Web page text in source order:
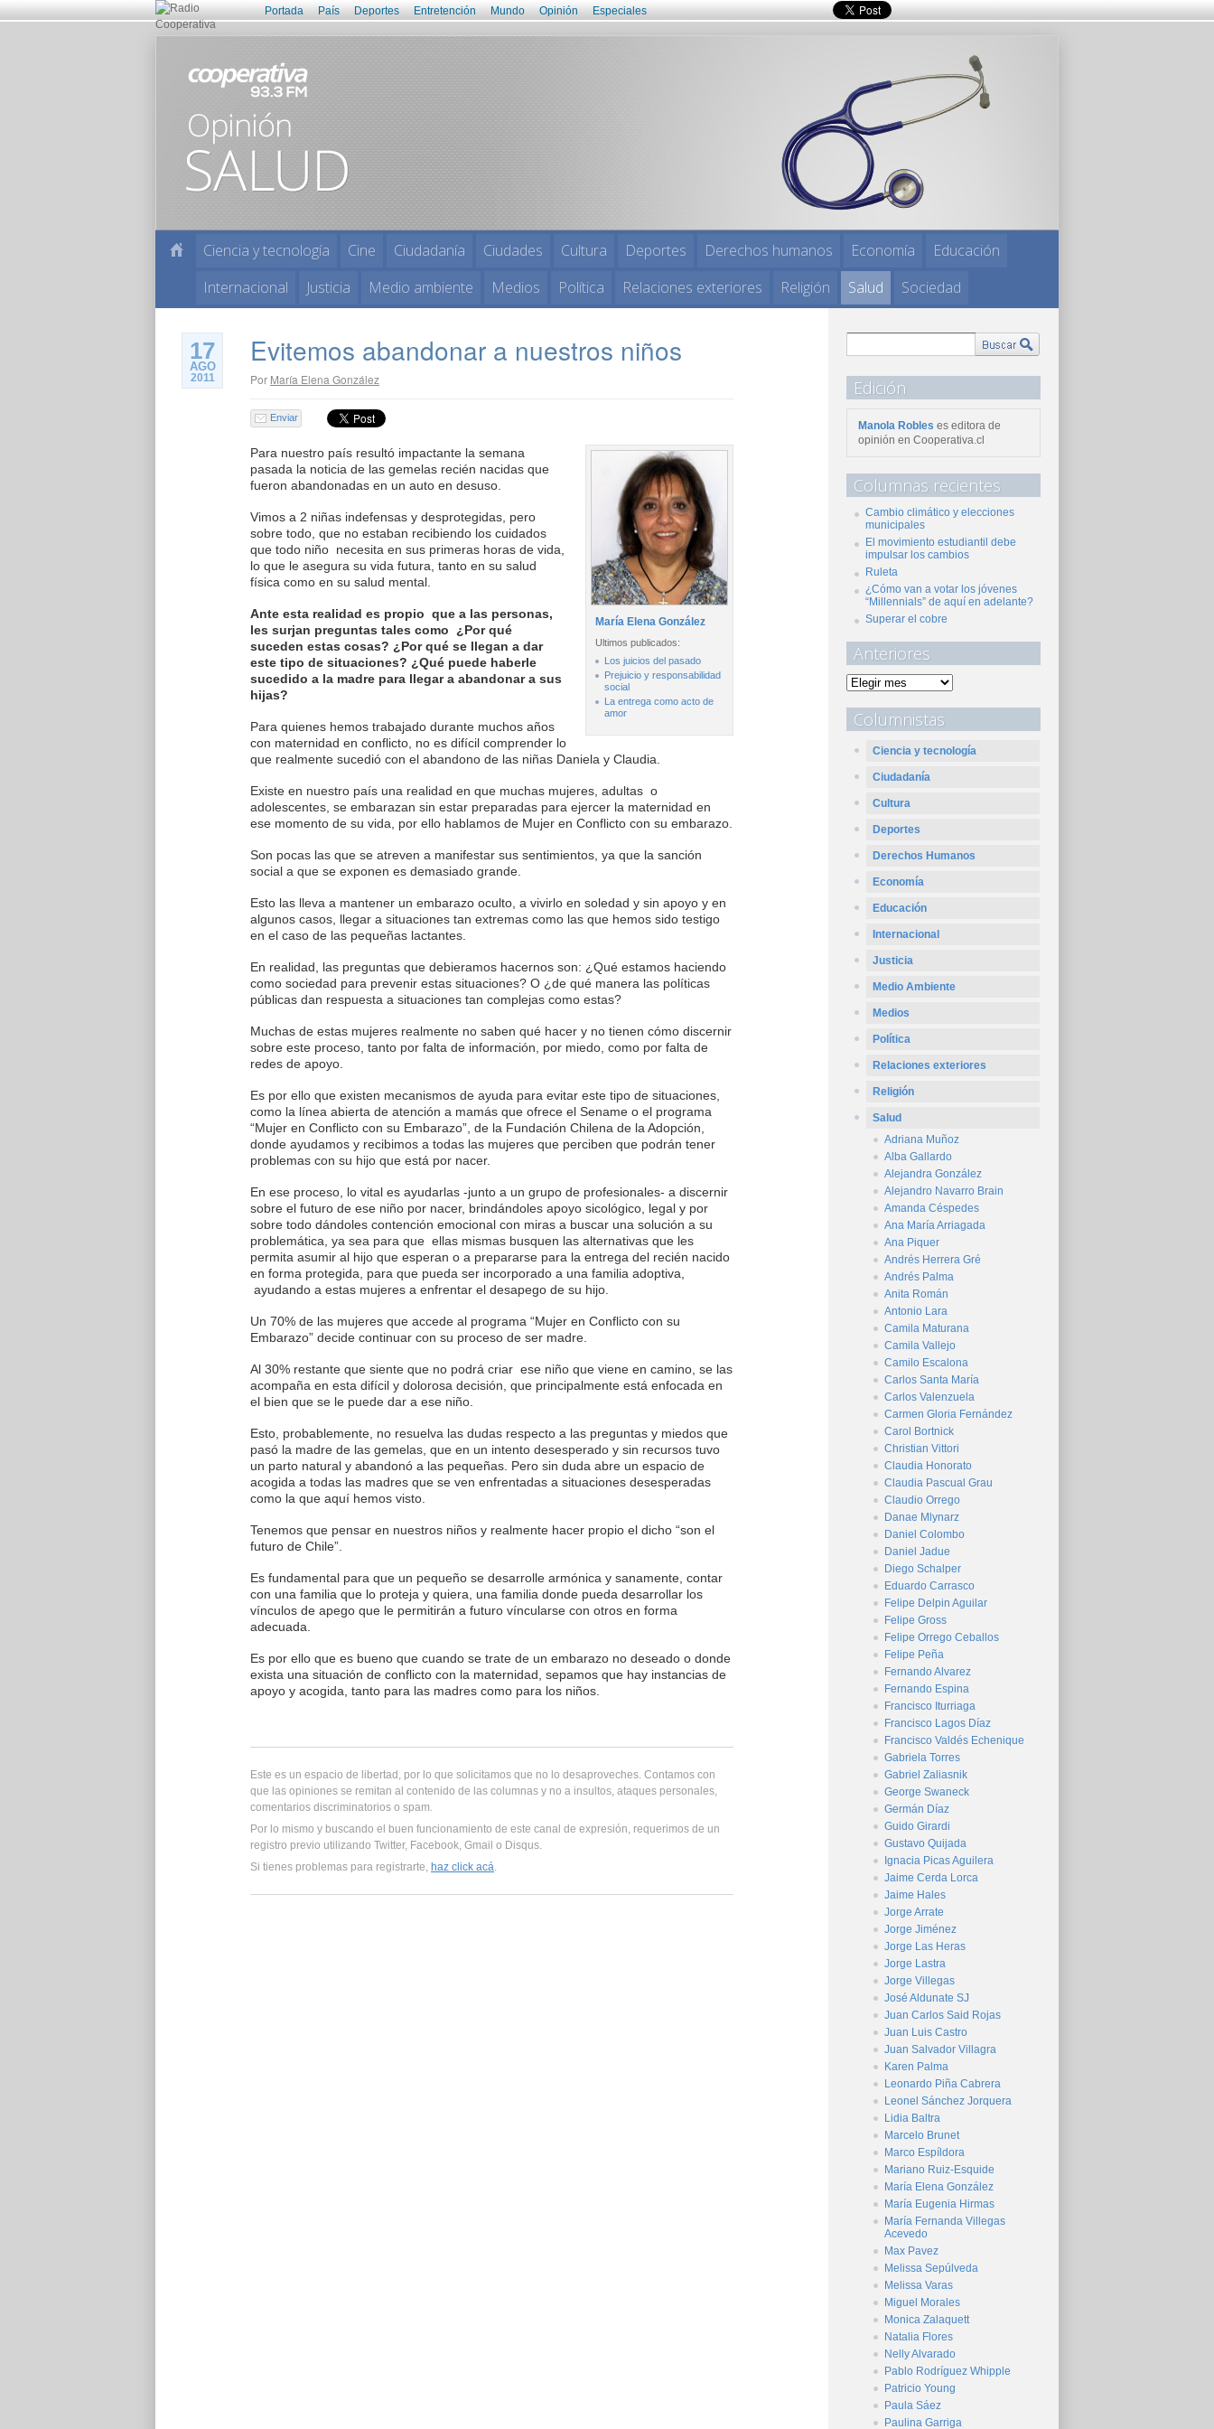
Portada País Deportes Entretención Mundo Opinión Especiales
Ciencia y tecnología Cine Ciudadanía Ciudades Cultura Deportes Derechos humanos Economía
Educación
Internacional
Justicia Medio ambiente Medios Política Relaciones exteriores Religión Salud Sociedad
17
AGO
2011
Evitemos abandonar a nuestros niños
Por María Elena González
Enviar
María Elena González
Ultimos publicados:
Los juicios del pasado
Prejuicio y responsabilidad
social
La entrega como acto de
amor
Para nuestro país resultó impactante la semana
pasada la noticia de las gemelas recién nacidas que
fueron abandonadas en un auto en desuso.
Vimos a 2 niñas indefensas y desprotegidas, pero
sobre todo, que no estaban recibiendo los cuidados
que todo niño necesita en sus primeras horas de vida,
lo que le asegura su vida futura, tanto en su salud
física como en su salud mental.
Ante esta realidad es propio que a las personas,
les surjan preguntas tales como ¿Por qué
suceden estas cosas? ¿Por qué se llegan a dar
este tipo de situaciones? ¿Qué puede haberle
sucedido a la madre para llegar a abandonar a sus
hijas?
Para quienes hemos trabajado durante muchos años
con maternidad en conflicto, no es difícil comprender lo
que realmente sucedió con el abandono de las niñas Daniela y Claudia.
Existe en nuestro país una realidad en que muchas mujeres, adultas o
adolescentes, se embarazan sin estar preparadas para ejercer la maternidad en
ese momento de su vida, por ello hablamos de Mujer en Conflicto con su embarazo.
Son pocas las que se atreven a manifestar sus sentimientos, ya que la sanción
social a que se exponen es demasiado grande.
Esto las lleva a mantener un embarazo oculto, a vivirlo en soledad y sin apoyo y en
algunos casos, llegar a situaciones tan extremas como las que hemos sido testigo
en el caso de las pequeñas lactantes.
En realidad, las preguntas que debieramos hacernos son: ¿Qué estamos haciendo
como sociedad para prevenir estas situaciones? O ¿de qué manera las políticas
públicas dan respuesta a situaciones tan complejas como estas?
Muchas de estas mujeres realmente no saben qué hacer y no tienen cómo discernir
sobre este proceso, tanto por falta de información, por miedo, como por falta de
redes de apoyo.
Es por ello que existen mecanismos de ayuda para evitar este tipo de situaciones,
como la línea abierta de atención a mamás que ofrece el Sename o el programa
“Mujer en Conflicto con su Embarazo”, de la Fundación Chilena de la Adopción,
donde ayudamos y recibimos a todas las mujeres que perciben que podrán tener
problemas con su hijo que está por nacer.
En ese proceso, lo vital es ayudarlas -junto a un grupo de profesionales- a discernir
sobre el futuro de ese niño por nacer, brindándoles apoyo sicológico, legal y por
sobre todo dándoles contención emocional con miras a buscar una solución a su
problemática, ya sea para que ellas mismas busquen las alternativas que les
permita asumir al hijo que esperan o a prepararse para la entrega del recién nacido
en forma protegida, para que pueda ser incorporado a una familia adoptiva,
ayudando a estas mujeres a enfrentar el desapego de su hijo.
Un 70% de las mujeres que accede al programa “Mujer en Conflicto con su
Embarazo” decide continuar con su proceso de ser madre.
Al 30% restante que siente que no podrá criar ese niño que viene en camino, se las
acompaña en esta difícil y dolorosa decisión, que principalmente está enfocada en
el bien que se le puede dar a ese niño.
Esto, probablemente, no resuelva las dudas respecto a las preguntas y miedos que
pasó la madre de las gemelas, que en un intento desesperado y sin recursos tuvo
un parto natural y abandonó a las pequeñas. Pero sin duda abre un espacio de
acogida a todas las madres que se ven enfrentadas a situaciones desesperadas
como la que aquí hemos visto.
Tenemos que pensar en nuestros niños y realmente hacer propio el dicho “son el
futuro de Chile”.
Es fundamental para que un pequeño se desarrolle armónica y sanamente, contar
con una familia que lo proteja y quiera, una familia donde pueda desarrollar los
vínculos de apego que le permitirán a futuro víncularse con otros en forma
adecuada.
Es por ello que es bueno que cuando se trate de un embarazo no deseado o donde
exista una situación de conflicto con la maternidad, sepamos que hay instancias de
apoyo y acogida, tanto para las madres como para los niños.
Este es un espacio de libertad, por lo que solicitamos que no lo desaproveches. Contamos con
que las opiniones se remitan al contenido de las columnas y no a insultos, ataques personales,
comentarios discriminatorios o spam.
Por lo mismo y buscando el buen funcionamiento de este canal de expresión, requerimos de un
registro previo utilizando Twitter, Facebook, Gmail o Disqus.
Si tienes problemas para registrarte, haz click acá.
Edición
Manola Robles es editora de
opinión en Cooperativa.cl
Columnas recientes
Cambio climático y elecciones
municipales
El movimiento estudiantil debe
impulsar los cambios
Ruleta
¿Cómo van a votar los jóvenes
“Millennials” de aquí en adelante?
Superar el cobre
Anteriores
Columnistas
Ciencia y tecnología
Ciudadanía
Cultura
Deportes
Derechos Humanos
Economía
Educación
Internacional
Justicia
Medio Ambiente
Medios
Política
Relaciones exteriores
Religión
Salud
Adriana Muñoz
Alba Gallardo
Alejandra González
Alejandro Navarro Brain
Amanda Céspedes
Ana María Arriagada
Ana Piquer
Andrés Herrera Gré
Andrés Palma
Anita Román
Antonio Lara
Camila Maturana
Camila Vallejo
Camilo Escalona
Carlos Santa María
Carlos Valenzuela
Carmen Gloria Fernández
Carol Bortnick
Christian Vittori
Claudia Honorato
Claudia Pascual Grau
Claudio Orrego
Danae Mlynarz
Daniel Colombo
Daniel Jadue
Diego Schalper
Eduardo Carrasco
Felipe Delpin Aguilar
Felipe Gross
Felipe Orrego Ceballos
Felipe Peña
Fernando Alvarez
Fernando Espina
Francisco Iturriaga
Francisco Lagos Díaz
Francisco Valdés Echenique
Gabriela Torres
Gabriel Zaliasnik
George Swaneck
Germán Díaz
Guido Girardi
Gustavo Quijada
Ignacia Picas Aguilera
Jaime Cerda Lorca
Jaime Hales
Jorge Arrate
Jorge Jiménez
Jorge Las Heras
Jorge Lastra
Jorge Villegas
José Aldunate SJ
Juan Carlos Said Rojas
Juan Luis Castro
Juan Salvador Villagra
Karen Palma
Leonardo Piña Cabrera
Leonel Sánchez Jorquera
Lidia Baltra
Marcelo Brunet
Marco Espíldora
Mariano Ruiz-Esquide
María Elena González
María Eugenia Hirmas
María Fernanda Villegas
Acevedo
Max Pavez
Melissa Sepúlveda
Melissa Varas
Miguel Morales
Monica Zalaquett
Natalia Flores
Nelly Alvarado
Pablo Rodríguez Whipple
Patricio Young
Paula Sáez
Paulina Garriga